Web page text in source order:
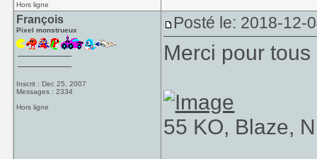
Hors ligne
François
Pixel monstrueux
Inscrit : Dec 25, 2007
Messages : 2334
Hors ligne
Posté le: 2018-12-
Merci pour
55 KO, Blaze,